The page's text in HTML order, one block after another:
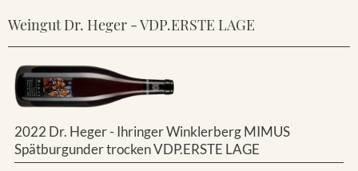
Weingut Dr. Heger - VDP.ERSTE LAGE
2022 Dr. Heger - Ihringer Winklerberg MIMUS
Spätburgunder trocken VDP.ERSTE LAGE